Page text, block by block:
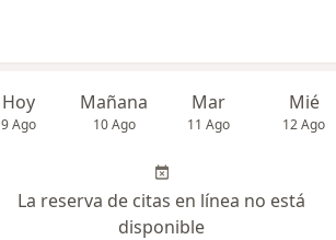
Hoy
9 Ago
Mañana
10 Ago
Mar
11 Ago
Mié
12 Ago
La reserva de citas en línea no está
disponible